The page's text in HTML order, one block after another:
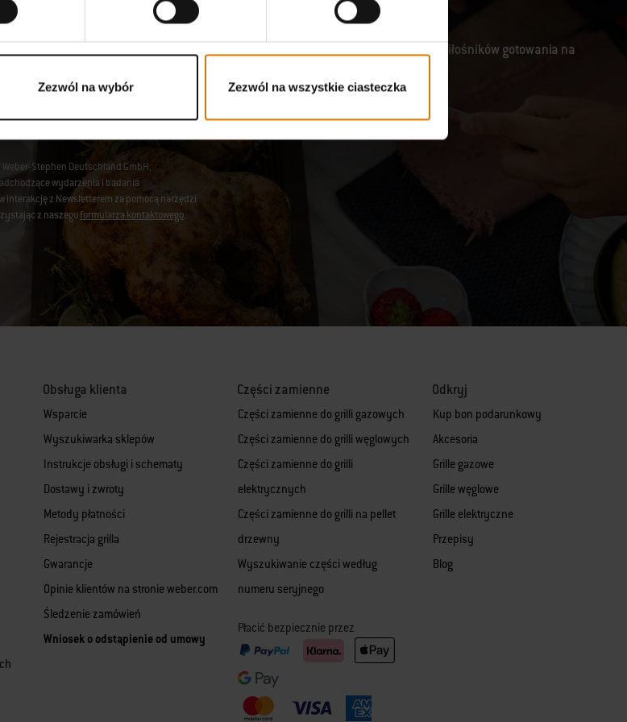
Zezwól na wybór Zezwól na wszystkie ciasteczka
elektroniczną aktualności od mistrzów grillowania, entuzjastów jedzenia i miłośników gotowania na
Stephen Deutschland GmbH,
wydarzenia i badania
interakcję z Newsletterem za pomocą narzędzi
z naszegoformularza kontaktowego.
Obsługa klienta
Wsparcie
Wyszukiwarka sklepów
Instrukcje obsługi i schematy
Dostawy i zwroty
Metody płatności
Rejestracja grilla
Gwarancje
Opinie klientów na stronie weber.com
Śledzenie zamówień
Wniosek o odstąpienie od umowy
Części zamienne
Części zamienne do grilli gazowych
Części zamienne do grilli węglowych
Części zamienne do grilli
elektrycznych
Części zamienne do grilli na pellet
drzewny
Wyszukiwanie części według
numeru seryjnego
Płacić bezpiecznie przez
Odkryj
Kup bon podarunkowy
Akcesoria
Grille gazowe
Grille węglowe
Grille elektryczne
Przepisy
Blog